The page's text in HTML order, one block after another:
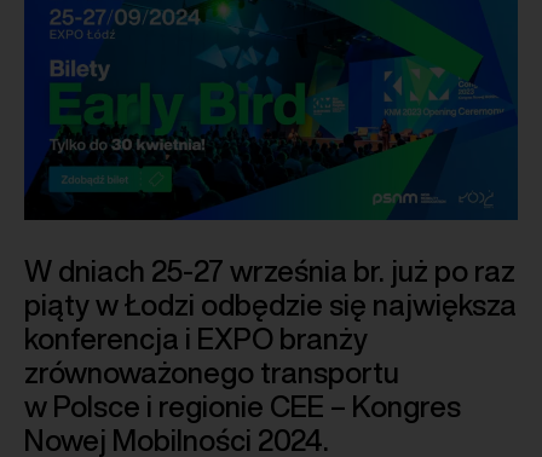
W dniach 25-27 września br. już po raz
piąty w Łodzi odbędzie się największa
konferencja i EXPO branży
zrównoważonego transportu
w Polsce i regionie CEE – Kongres
Nowej Mobilności 2024.